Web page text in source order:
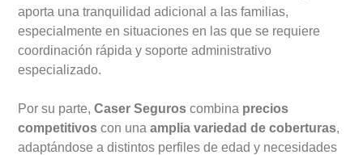
aporta una tranquilidad adicional a las familias,
especialmente en situaciones en las que se requiere
coordinación rápida y soporte administrativo
especializado.
Por su parte, Caser Seguros combina precios
competitivos con una amplia variedad de coberturas,
adaptándose a distintos perfiles de edad y necesidades